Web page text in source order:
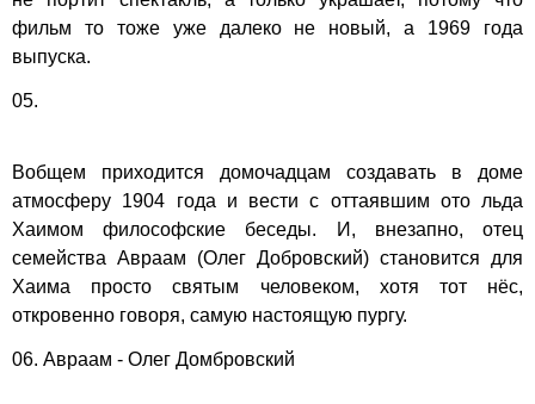
фильм то тоже уже далеко не новый, а 1969 года
выпуска.
05.
Вобщем приходится домочадцам создавать в доме
атмосферу 1904 года и вести с оттаявшим ото льда
Хаимом философские беседы. И, внезапно, отец
семейства Авраам (Олег Добровский) становится для
Хаима просто святым человеком, хотя тот нёс,
откровенно говоря, самую настоящую пургу.
06. Авраам - Олег Домбровский